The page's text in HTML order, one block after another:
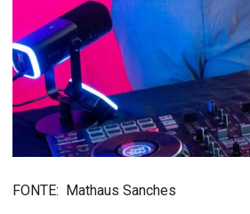
FONTE: Mathaus Sanches